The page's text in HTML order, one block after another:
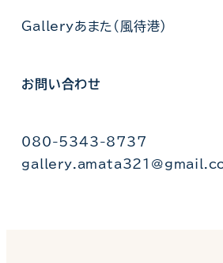
Galleryあまた(風待港)
お問い合わせ
080-5343-8737